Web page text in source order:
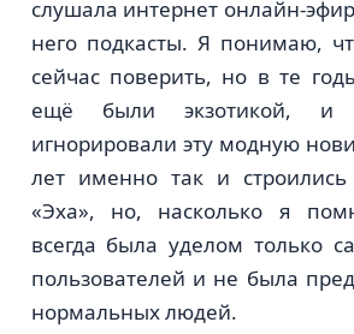
слушала интернет онлайн-
него подкасты. Я понимаю,
сейчас поверить, но в те
ещё были экзотикой, и
игнорировали эту модную
лет именно так и
«Эха», но, насколько я
всегда была уделом только
пользователей и не была
нормальных людей.